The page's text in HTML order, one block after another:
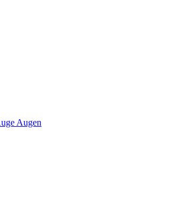
Augen